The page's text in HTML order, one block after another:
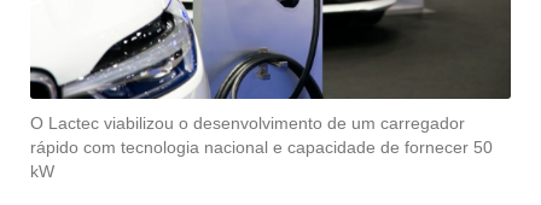
O Lactec viabilizou o desenvolvimento de um carregador
rápido com tecnologia nacional e capacidade de fornecer 50
kW